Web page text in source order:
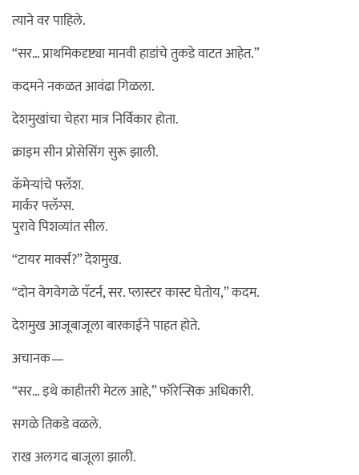
त्याने वर पाहिले.
“सर… प्राथमिकदृष्ट्या मानवी हाडांचे तुकडे वाटत आहेत.”
कदमने नकळत आवंढा गिळला.
देशमुखांचा चेहरा मात्र निर्विकार होता.
क्राइम सीन प्रोसेसिंग सुरू झाली.
कॅमेऱ्यांचे फ्लॅश.
मार्कर फ्लॅग्स.
पुरावे पिशव्यांत सील.
“टायर मार्क्स?” देशमुख.
“दोन वेगवेगळे पॅटर्न, सर. प्लास्टर कास्ट घेतोय,” कदम.
देशमुख आजूबाजूला बारकाईने पाहत होते.
अचानक—
“सर… इथे काहीतरी मेटल आहे,” फॉरेन्सिक अधिकारी.
सगळे तिकडे वळले.
राख अलगद बाजूला झाली.